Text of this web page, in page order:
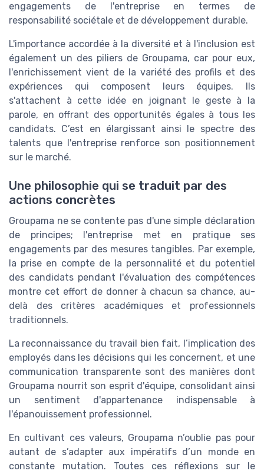
engagements de l'entreprise en termes de
responsabilité sociétale et de développement durable.
L'importance accordée à la diversité et à l'inclusion est
également un des piliers de Groupama, car pour eux,
l'enrichissement vient de la variété des profils et des
expériences qui composent leurs équipes. Ils
s'attachent à cette idée en joignant le geste à la
parole, en offrant des opportunités égales à tous les
candidats. C’est en élargissant ainsi le spectre des
talents que l'entreprise renforce son positionnement
sur le marché.
Une philosophie qui se traduit par des
actions concrètes
Groupama ne se contente pas d'une simple déclaration
de principes; l'entreprise met en pratique ses
engagements par des mesures tangibles. Par exemple,
la prise en compte de la personnalité et du potentiel
des candidats pendant l'évaluation des compétences
montre cet effort de donner à chacun sa chance, au-
delà des critères académiques et professionnels
traditionnels.
La reconnaissance du travail bien fait, l’implication des
employés dans les décisions qui les concernent, et une
communication transparente sont des manières dont
Groupama nourrit son esprit d'équipe, consolidant ainsi
un sentiment d'appartenance indispensable à
l'épanouissement professionnel.
En cultivant ces valeurs, Groupama n’oublie pas pour
autant de s’adapter aux impératifs d’un monde en
constante mutation. Toutes ces réflexions sur le